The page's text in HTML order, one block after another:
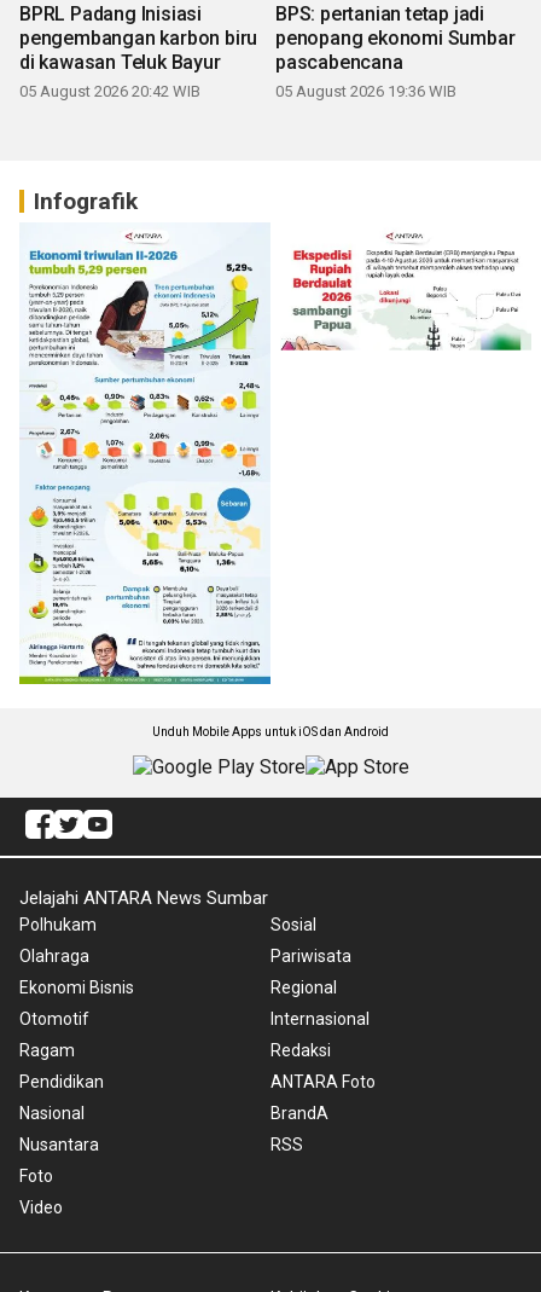
BPRL Padang Inisiasi
pengembangan karbon biru
di kawasan Teluk Bayur
05 August 2026 20:42 WIB
BPS: pertanian tetap jadi
penopang ekonomi Sumbar
pascabencana
05 August 2026 19:36 WIB
Infografik
Unduh Mobile Apps untuk iOS dan Android
Jelajahi ANTARA News Sumbar
Polhukam
Olahraga
Ekonomi Bisnis
Otomotif
Ragam
Pendidikan
Nasional
Nusantara
Foto
Video
Sosial
Pariwisata
Regional
Internasional
Redaksi
ANTARA Foto
BrandA
RSS